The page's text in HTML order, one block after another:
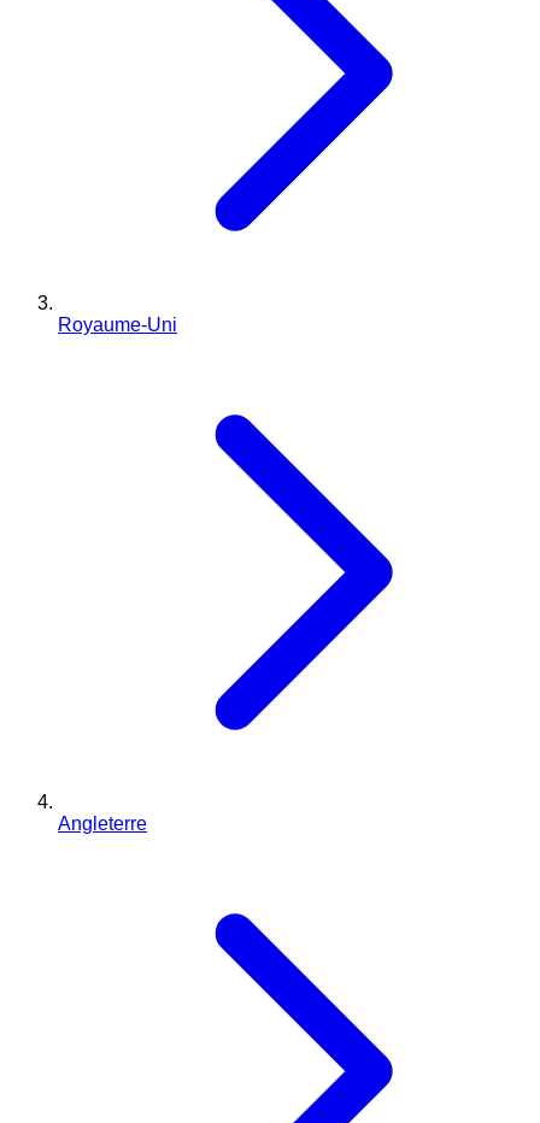
Royaume-Uni
Angleterre